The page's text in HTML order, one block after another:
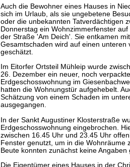
Auch die Bewohner eines Hauses in
sich im Urlaub, als sie ungebetene
oder die unbekannten Tatverdächtigen
Donnerstag ein Wohnzimmerfenster
der Straße 'Am Deich'. Sie entkamen
Gesamtschaden wird auf einen unteren
geschätzt.
Im Eitorfer Ortsteil Mühleip wurde
26. Dezember ein neuer, noch
Erdgeschosswohnung im
hatten die Wohnungstür aufgehebelt.
Schätzung von einem Schaden im
ausgegangen.
In der Sankt Augustiner Klosterstraße
Erdgeschosswohnung eingebrochen.
zwischen 16.45 Uhr und 23.45 Uhr
Fenster genutzt, um in die Wohnräume
Beute konnten zunächst keine
Die Eigentümer eines Hauses in der